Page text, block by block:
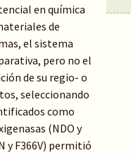
en química
de
el sistema
pero no el
de su regio- o
seleccionando
como
(NDO y
y F366V) permitió